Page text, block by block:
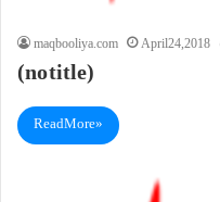
maqbooliya.com April 24, 2018
(no title)
Read More »